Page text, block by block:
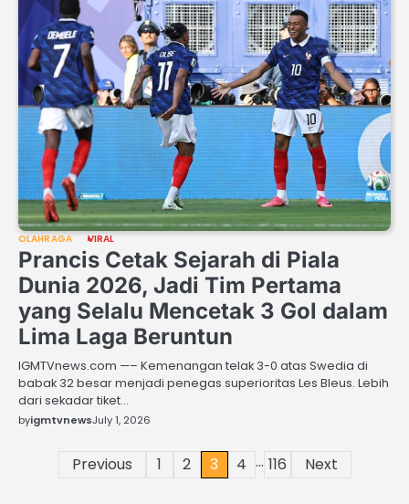
OLAHRAGA VIRAL
Prancis Cetak Sejarah di Piala
Dunia 2026, Jadi Tim Pertama
yang Selalu Mencetak 3 Gol dalam
Lima Laga Beruntun
IGMTVnews.com —– Kemenangan telak 3-0 atas Swedia di
babak 32 besar menjadi penegas superioritas Les Bleus. Lebih
dari sekadar tiket…
byigmtvnewsJuly 1, 2026
PostsPrevious 1 2 3 4 … 116 Next